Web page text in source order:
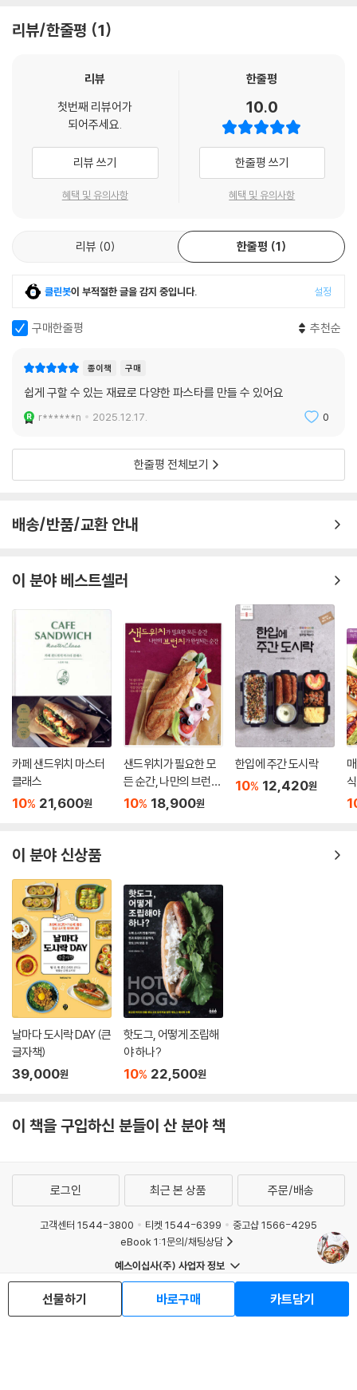
이것만 잘 지킨다면 파스타 초보에게는 2인분 이상 조리 시 웬만해선 파스
올리브유에 마늘과 페퍼론치노로 향을 내어 만드는 오일 파스타의 기본,
알리오 올리오 스파게티. 간단한 재료만큼 만들기도 쉬울까? 나는 재료가
간단할수록 요리하는 이의 실력은 더 고스란히 드러난다고 대답하겠다. 재
료가 단출하기에 면의 익힘 정도를 식별하기 쉽고, 오일만 들이부었는지
있다는 의미이기도 하다. 평소 나물 없이 자주 해 먹는 알리오 올리오 파스
제철 식재료를 쓰다 보면 계절을 녹여 낸 맛이 곧 장전된 총알이라 할 만큼
든든한 확신을 주는데, 겨울 가지만 떠올려 봐도 알 수 있다. 빼빼한 겨울
에 담았다 내려놓았다를 반복하게 된다. 여름 가지는 뜨거운 기온 탓에 껍
질이 단단해져, 껍질을 벗겼을 때 부드럽고 과육과 식감도 풍부해진다. 더
불어 몸 밖으로 열을 배출해 주는 효능도 있어 그야말로 여름에 먹는 보약
--- p.93
없이 깔끔한 국물 맛이 포인트다. 셀러리나 이탈리안 파슬리가 없다면 다
일하며 조개를 넣는 단계에서 애호박을 추가하고 생크림과 그라나 파다노
치즈를 넣는다. 크림과 치즈의 풍미를 느낄 수 있고, 방울토마토와도 아주
잘 어울리니 꼭 시도해 보길 권한다.
--- p.145
치즈와 후추가 전부인 단순한 재료가 만들어 내는 중독성은 사실 기본적인
재료 외에도 약간의 요령이 발휘되어야 한다는 것을 강조하고 싶다. 가장
중요한 부분은 바로 ‘열’이다. 페코리노 치즈의 특성상 열을 가하면 팬에 쉽
게 눌어붙기 때문에 프라이팬을 가열하는 상태에선 아무리 잘 섞어도 치즈
가 뭉쳐 떡이 되기 쉬우니 주의하도록 한다. 면을 소스 팬에 옮겨 잘 섞을
때 수분이 부족하면 면수를 더하는 것이 포인트!
이 방법이 이탈리안 정통 방식은 아니지만, 페코리노 치즈의 꼬릿한 풍미
에 열을 살짝 가해 후추에서 나오는 알싸한 매운맛과 버터 풍미를 더하면
참, 카치오 에 페페를 물과 함께 먹는 것은 유죄. 당장 와인을 딸 것!
뇨키는 감자나 호박, 밀가루 반죽으로 빚는 이탈리아 스타일 수제비로, 형
태만 비슷할 뿐 한국의 수제비처럼 쫄깃한 식감이 아니라 부드러운 식감이
특징이다. 소스는 오일, 토마토, 크림 베이스 모두 구애 없이 만들 수 있다.
눅진한 크림소스를 즐기고 싶다면 양파와 마늘을 볶은 다음 화이트와인을
넣는 단계에서 생크림을 100~150ml를 부은 뒤 블루치즈와 파르미지아
노 레지아노 치즈를 넣고 약한 불에서 뭉근하게 끓이면 된다. 추운 겨울에
빵을 곁들여 소스를 바닥까지 싹싹 닦아 먹으면 몸도 마음도 말랑해지는
기분이 든다.
--- p.220
물을 넣어 계절의 색을 살리고, 누구나 한 번쯤 시도해 봤을 크림 파스타에
를 모두 잡는다. 재료는 간단하지만 맛의 구조는 명확하고, 초보자도 반복
사실 제리코 레시피의 인기 비결은 여기서 끝이 아니다. 자칫 비릴 것이라
생각되는 고등어에 파기름을 더해 담백 고소한 오일 파스타를 만들어 내는
가 하면, 초당옥수수 알갱이가 톡톡 씹히는 크림 파스타, 사진부터 찍고 싶
어지는 먹음직스러운 색감의 봄동 파스타, 명절에만 먹는 줄 알았던 고사
을 아낌없이 공개한다. 책 속 레시피의 가장 큰 장점은, 몇 가지 규칙만 지
킨다면 그 안에서는 입맛과 취향에 따라 얼마든지 각자 자신의 파스타를
만들어 볼 수 있도록 가능성을 열어 둔 것. 누구나 부담 없이 따라 할 수 있
도록 제리코 레시피의 비법들을 아낌없이 쏟아 냈다. 오랜 시간 다양한 사
책에 가득 담겼다. 파스타 면 삶는 팁부터 시작해 자주 묻는 질문들, 식재료
위한 사소한 배려 또한 놓치지 않았다.
대한민국에서 가장 핫한 쿠킹 클래스 ‘제리코 레시피’
“다른 것 말고, 파스타부터 마스터해 보세요.”
과 맛을 잊지 못해 꼭 다시 찾게 된다는 마성의 클래스. SNS에서 화제가 된
쿠킹 클래스 열풍의 주역 ‘제리코 레시피’의 백지혜 선생이 바로 그 주인공
을부터 매해 두 차례씩 진행했으며 매번 조기 마감될 만큼 인기가 높다.
“그동안 먹은 파스타 중 가장 입맛에 맞았어요.” 클래스에서 참 맛있게 먹
던 그 맛을 잊지 못해 집에서도 자꾸 파스타를 만들게 된다는 수많은 극찬
후기로 더욱 입소문이 나며 연남동 간판 클래스로 자리매김했다.
저자 백지혜의 시원시원한 성격만큼이나 단순 정확한 설명으로 수강생들
을 요리의 매력에 푹 빠트리는데, 소문난 그의 클래스를 눈앞에서 체험하
는 듯한 자세한 과정 사진과 먹음직스러운 화보컷들을 통해 책만으로도 생
생한 현장감을 물씬 느낄 수 있다. 대중적이고 기본적인 파스타부터 각종
제철 재료를 활용해 개발한 창의적인 퓨전 파스타까지 두루 한 권에 알차
게 묶었다. 각 파스타 요리의 이름은 재료와 조리법, 사용한 파스타 면의 종
류를 조합하여 메뉴명만 보아도 어떤 스타일의 파스타일지 직관적으로 알
수 있도록 했다.
접 진행했던 SNS 설문조사에서 많은 사람들의 요청에 그녀가 기꺼이 응
한 것이다. 그렇게 오랜 시간 동안 수많은 팬들에게 사랑을 받고 있는 제리
코 레시피 첫 번째 레시피북의 개정판은 그래서 더욱 특별하다.
파스타는 이탈리안 가정식 중에서도 가장 대중적 선호도가 높고, 그런 만
큼 온라인에 돌아다니는 각종 레시피도 넘쳐나는 현실이다. 요리를 주로
하는 사람도, 하지 않는 사람도 파스타는 ‘어느 정도’ 다룰 줄 안다고 생각
하는 것도 무리는 아니다. 그러나 저자는 쉽고 만만한 파스타일수록 만드
는 이의 실력이 고스란히 드러난다는 것을 강조했다. 금방 휘리릭 만들 수
있다고 해서 다 맛있는 것이 아니고, 이왕 쉽게 만드는 것 더 그럴싸하고 맛
있게 만들어 스스로 만족하면 그것이 파스타가 주는 행복이 아닐까.
저자의 여러 가지 단상이 담긴 짧은 에세이를 읽는 재미도 쏠쏠하다. 어떤
『파스타 마스터 클래스』는 그동안 파스타를 흔히 사 먹던 ‘외식 메뉴’에서
‘내가 할 수 있는 요리’로 바꾸고 싶었던 이들에게 명확한 해답을 제시해 왔
다. 이번 개정판은 그 길잡이 역할을 더 충실히 해 줄 것이다. 계절마다 달
라지는 제철 식재료를 과감하게 파스타에 활용하는 영리한 레시피를 만나
보자. 일단 많이 만들어 보면 자연스레 내가 좋아하는 맛을 찾아가게 된다
는 저자의 말처럼, 우선 냉장고를 열어 당장 있는 눈앞에 재료를 들고 팬 앞
에 서 보자. 파스타만 수천 수백 그릇을 만들어 온 저자의 확실한 가이드가
리뷰/한줄평 1
리뷰
첫번째 리뷰어가
되어주세요.
리뷰 쓰기
혜택 및 유의사항
한줄평
10.0
한줄평 쓰기
혜택 및 유의사항
리뷰 0 한줄평 1
클린봇이 부적절한 글을 감지 중입니다. 설정
구매한줄평 추천순
종이책 구매
쉽게 구할 수 있는 재료로 다양한 파스타를 만들 수 있어요
r******n 2025.12.17. 0
한줄평 전체보기
배송/반품/교환 안내
이 분야 베스트셀러
카페 샌드위치 마스터
클래스
10% 21,600원
샌드위치가 필요한 모
든 순간, 나만의 브런치
가 완성되는 순간
10% 18,900원
한입에 주간 도시락
10% 12,420원
이 분야 신상품
날마다 도시락 DAY (큰
글자책)
39,000원
핫도그, 어떻게 조립해
야 하나?
10% 22,500원
이 책을 구입하신 분들이 산 분야 책
선물하기 바로구매 카트담기
로그인 최근 본 상품 주문/배송
고객센터 1544-3800 티켓 1544-6399
중고샵 1566-4295
eBook 1:1문의/채팅상담
예스이십사(주) 사업자 정보
회사소개
거래처관계자께